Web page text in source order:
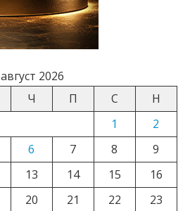
август 2026
Ч П С
Н
1
2
6 7 8
9
13 14 15
16
20 21 22
23